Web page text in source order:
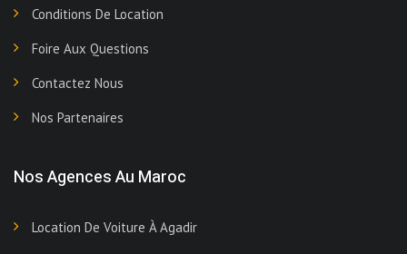
Conditions De Location
Foire Aux Questions
Contactez Nous
Nos Partenaires
Nos Agences Au Maroc
Location De Voiture À Agadir